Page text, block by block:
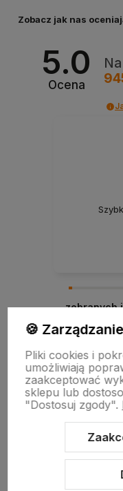
Zobacz jak nas
5.0
Ocena
zebranych
Sklep internetowy
🍪
Pliki cookies i
umożliwiają
zaakceptować
sklepu lub
"Dostosuj zgody".